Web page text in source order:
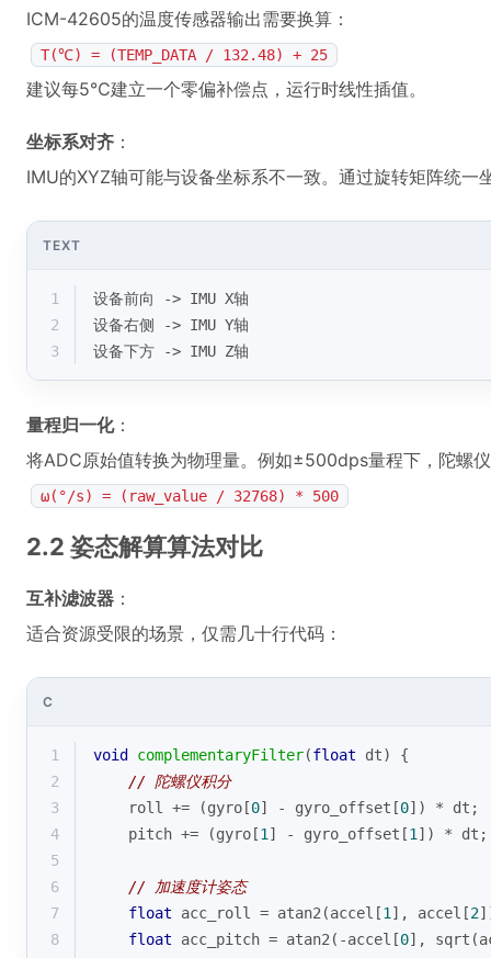
ICM-42605的温度传感器输出需要换算：
T(℃) = (TEMP_DATA / 132.48) + 25
建议每5℃建立一个零偏补偿点，运行时线性插值。
坐标系对齐 ：
IMU的XYZ轴可能与设备坐标系不一致。通过旋转矩阵统一
TEXT
1
设备前向 -> IMU X轴
2
设备右侧 -> IMU Y轴
3
设备下方 -> IMU Z轴
量程归一化：
将ADC原始值转换为物理量。例如±500dps量程下，陀螺
ω(°/s) = (raw_value / 32768) * 500
2.2 姿态解算算法对比
互补滤波器 ：
适合资源受限的场景，仅需几十行代码：
C
1 void complementaryFilter(float dt)
{
2
// 陀螺仪积分
3
    roll += (gyro[
0] - gyro_offset[0]) * dt;
4
    pitch += (gyro[
1 ] - gyro_offset[1 ]) * dt;
5
6
// 加速度计姿态
7
float acc_roll = atan2 (accel[1 ], accel[2
8
float acc_pitch = atan2 (-accel[0], sqrt